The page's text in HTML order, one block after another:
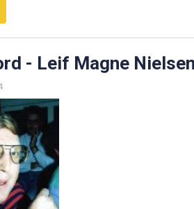
- Leif Magne